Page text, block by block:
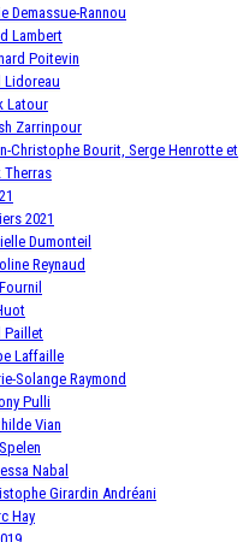
Demassue-Rannou
Lambert
Poitevin
Lidoreau
Latour
Zarrinpour
Christophe Bourit, Serge Henrotte et
Therras
2021
Dumonteil
Reynaud
Paillet
Laffaille
Solange Raymond
Pulli
Vian
Nabal
Girardin Andréani
Hay